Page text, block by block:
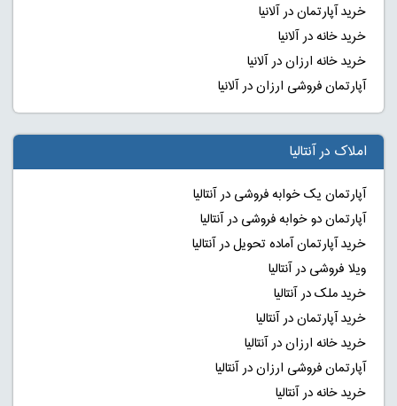
خرید آپارتمان در آلانیا
خرید خانه در آلانیا
خرید خانه ارزان در آلانیا
آپارتمان فروشی ارزان در آلانیا
املاک در آنتالیا
آپارتمان یک خوابه فروشی در آنتالیا
آپارتمان دو خوابه فروشی در آنتالیا
خرید آپارتمان آماده تحویل در آنتالیا
ویلا فروشی در آنتالیا
خرید ملک در آنتالیا
خرید آپارتمان در آنتالیا
خرید خانه ارزان در آنتالیا
آپارتمان فروشی ارزان در آنتالیا
خرید خانه در آنتالیا